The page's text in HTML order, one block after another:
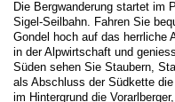
Die Bergwanderung startet im
Sigel-Seilbahn. Fahren Sie
Gondel hoch auf das herrliche
in der Alpwirtschaft und
Süden sehen Sie Staubern,
als Abschluss der Südkette
im Hintergrund die